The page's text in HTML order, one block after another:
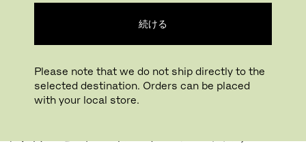
続ける
Please note that we do not ship directly to the
selected destination. Orders can be placed
with your local store.
スーパー楕円テーブル 延長式ダイニング